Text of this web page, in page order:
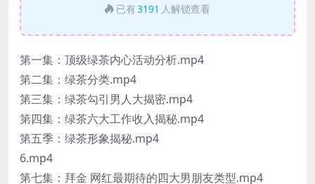
已有3191 人解锁查看
第一集：顶级绿茶内心活动分析.mp4
第二集：绿茶分类.mp4
第三集：绿茶勾引男人大揭密.mp4
第四集：绿茶六大工作收入揭秘.mp4
第五季：绿茶形象揭秘.mp4
6.mp4
第七集：拜金 网红最期待的四大男朋友类型.mp4